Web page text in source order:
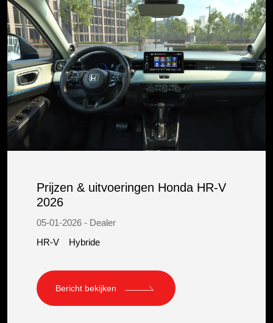
Prijzen & uitvoeringen Honda HR-V
2026
05-01-2026 - Dealer
HR-V
Hybride
Bericht bekijken